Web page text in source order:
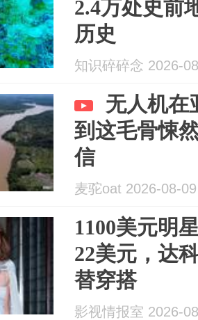
2.4万处史前
历史
知识碎碎念 2026-
无人机在
到这毛骨悚
信
麦驼oat 2026-08-09
1100美元明
22美元，达
替穿搭
影视情报室 2026-